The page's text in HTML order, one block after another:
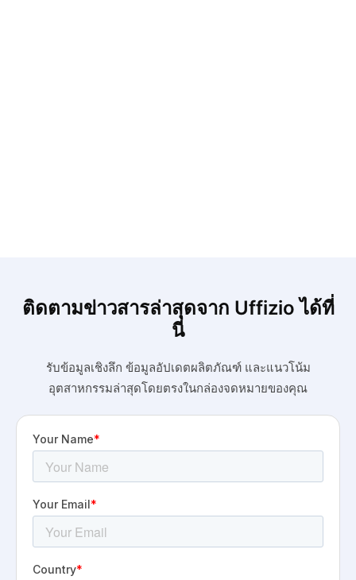
ติดตามข่าวสารล่าสุดจาก Uffizio ได้ที่
นี่
รับข้อมูลเชิงลึก ข้อมูลอัปเดตผลิตภัณฑ์ และแนวโน้ม
อุตสาหกรรมล่าสุดโดยตรงในกล่องจดหมายของคุณ